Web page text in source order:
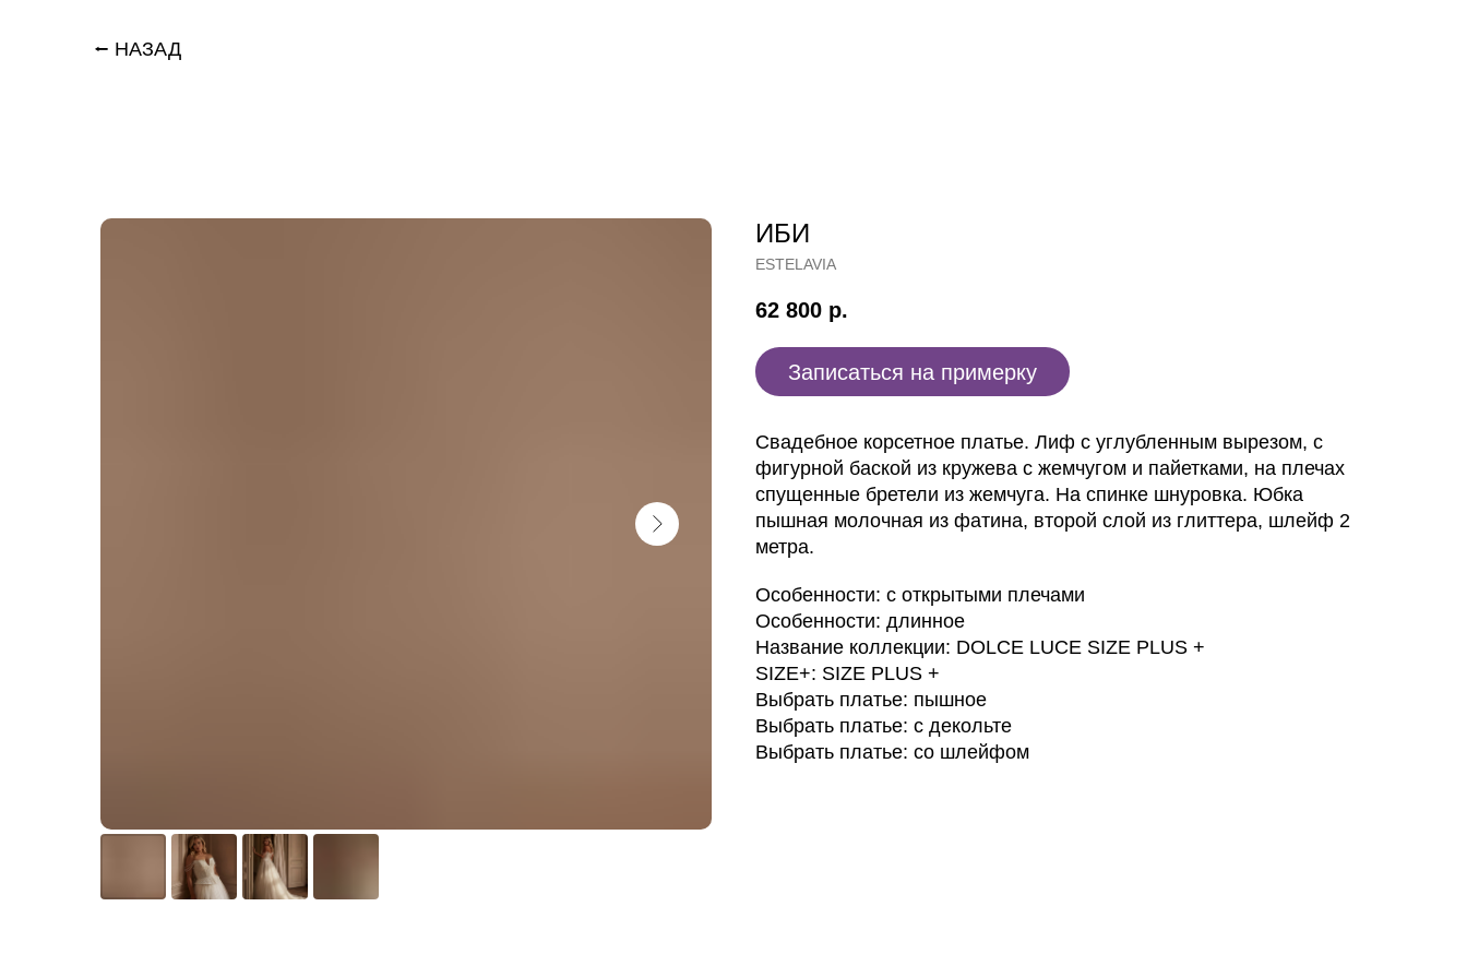
⭠ НАЗАД
ИБИ
ESTELAVIA
62 800 р.
Записаться на примерку
Свадебное корсетное платье. Лиф с углубленным вырезом, с
фигурной баской из кружева с жемчугом и пайетками, на плечах
спущенные бретели из жемчуга. На спинке шнуровка. Юбка
пышная молочная из фатина, второй слой из глиттера, шлейф 2
метра.
Особенности: с открытыми плечами
Особенности: длинное
Название коллекции: DOLCE LUCE SIZE PLUS +
SIZE+: SIZE PLUS +
Выбрать платье: пышное
Выбрать платье: с декольте
Выбрать платье: со шлейфом